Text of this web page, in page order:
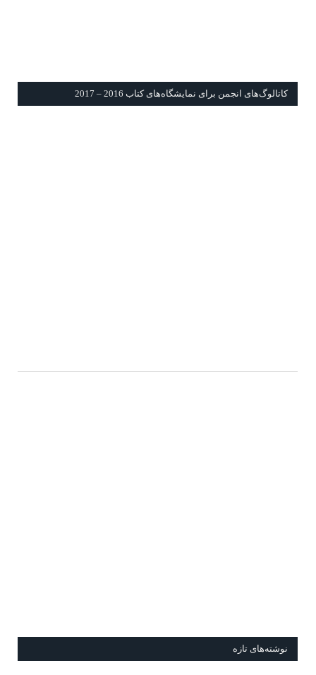
كاتالوگ‌های انجمن برای نمايشگاه‌های كتاب 2016 – 2017
نوشته‌های تازه